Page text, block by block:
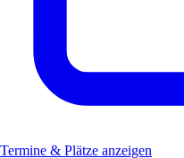
Termine & Plätze anzeigen